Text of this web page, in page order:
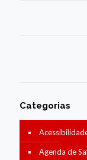
Categorias
Agenda de